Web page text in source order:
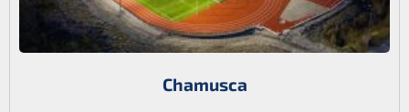
Chamusca